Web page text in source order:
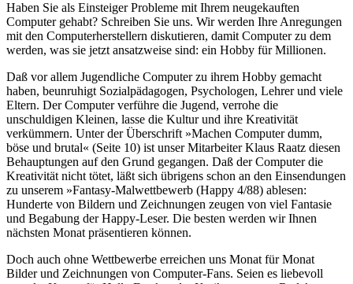
Haben Sie als Einsteiger Probleme mit Ihrem neugekauften
Computer gehabt? Schreiben Sie uns. Wir werden Ihre Anregungen
mit den Computerherstellern diskutieren, damit Computer zu dem
werden, was sie jetzt ansatzweise sind: ein Hobby für Millionen.
Daß vor allem Jugendliche Computer zu ihrem Hobby gemacht
haben, beunruhigt Sozialpädagogen, Psychologen, Lehrer und viele
Eltern. Der Computer verführe die Jugend, verrohe die
unschuldigen Kleinen, lasse die Kultur und ihre Kreativität
verkümmern. Unter der Überschrift »Machen Computer dumm,
böse und brutal« (Seite 10) ist unser Mitarbeiter Klaus Raatz diesen
Behauptungen auf den Grund gegangen. Daß der Computer die
Kreativität nicht tötet, läßt sich übrigens schon an den Einsendungen
zu unserem »Fantasy-Malwettbewerb (Happy 4/88) ablesen:
Hunderte von Bildern und Zeichnungen zeugen von viel Fantasie
und Begabung der Happy-Leser. Die besten werden wir Ihnen
nächsten Monat präsentieren können.
Doch auch ohne Wettbewerbe erreichen uns Monat für Monat
Bilder und Zeichnungen von Computer-Fans. Seien es liebevoll